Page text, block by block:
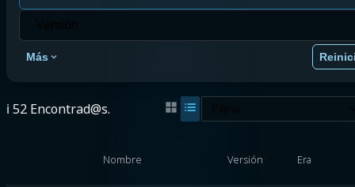
Más
ℹ️ 52 Encontrad@s.
Nombre Versión Era